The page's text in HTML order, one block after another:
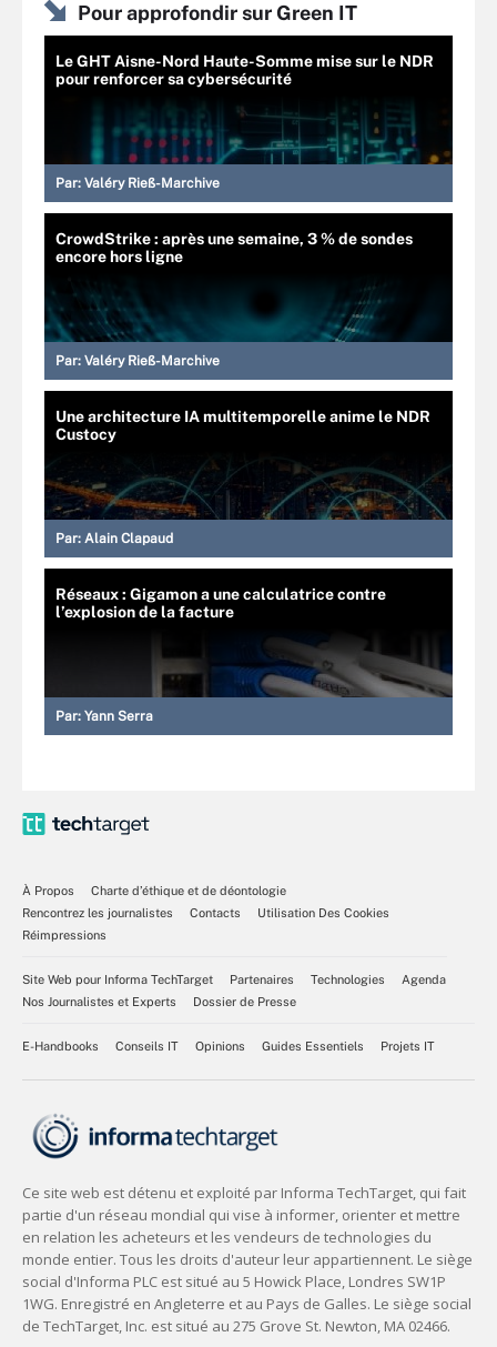
Pour approfondir sur Green IT
Le GHT Aisne-Nord Haute-Somme mise sur le NDR
pour renforcer sa cybersécurité
Par: Valéry Rieß-Marchive
CrowdStrike : après une semaine, 3 % de sondes
encore hors ligne
Par: Valéry Rieß-Marchive
Une architecture IA multitemporelle anime le NDR
Custocy
Par: Alain Clapaud
Réseaux : Gigamon a une calculatrice contre
l’explosion de la facture
Par: Yann Serra
À Propos
Charte d’éthique et de déontologie
Rencontrez les journalistes
Contacts
Utilisation Des Cookies
Réimpressions
Site Web pour Informa TechTarget Partenaires Technologies
Agenda
Nos Journalistes et Experts
Dossier de Presse
E-Handbooks Conseils IT Opinions Guides Essentiels Projets IT